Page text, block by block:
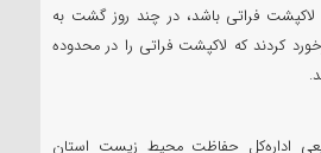
فراتی باشد، در چند روز گشت به
کردند که لاکپشت فراتی را در محدوده
اداره‌کل حفاظت محیط زیست استان